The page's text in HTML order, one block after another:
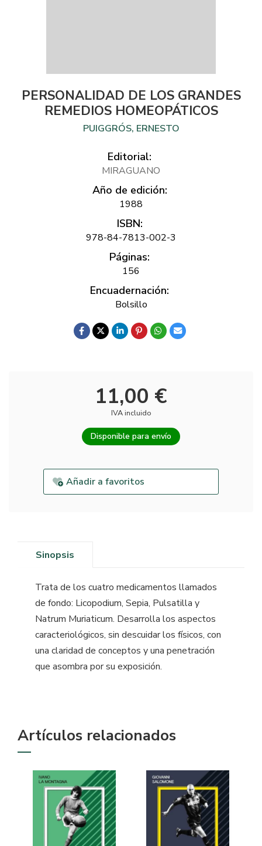
PERSONALIDAD DE LOS GRANDES
REMEDIOS HOMEOPÁTICOS
PUIGGRÓS, ERNESTO
Editorial:
MIRAGUANO
Año de edición:
1988
ISBN:
978-84-7813-002-3
Páginas:
156
Encuadernación:
Bolsillo
11,00 €
IVA incluido
Disponible para envío
Añadir a favoritos
Sinopsis
Trata de los cuatro medicamentos llamados
de fondo: Licopodium, Sepia, Pulsatilla y
Natrum Muriaticum. Desarrolla los aspectos
caracteriológicos, sin descuidar los físicos, con
una claridad de conceptos y una penetración
que asombra por su exposición.
Artículos relacionados